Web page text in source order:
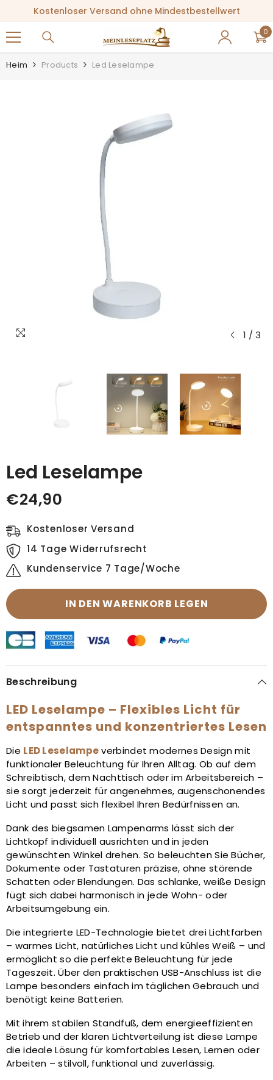
Kostenloser Versand ohne Mindestbestellwert
0
0
Heim Products Led Leselampe
1 / 3
Led Leselampe
€24,90
Kostenloser Versand
14 Tage Widerrufsrecht
Kundenservice 7 Tage/Woche
IN DEN WARENKORB LEGEN
Beschreibung
LED Leselampe – Flexibles Licht für
entspanntes und konzentriertes Lesen
Die LED Leselampeverbindet modernes Design mit
funktionaler Beleuchtung für Ihren Alltag. Ob auf dem
Schreibtisch, dem Nachttisch oder im Arbeitsbereich –
sie sorgt jederzeit für angenehmes, augenschonendes
Licht und passt sich flexibel Ihren Bedürfnissen an.
Dank des biegsamen Lampenarms lässt sich der
Lichtkopf individuell ausrichten und in jeden
gewünschten Winkel drehen. So beleuchten Sie Bücher,
Dokumente oder Tastaturen präzise, ohne störende
Schatten oder Blendungen. Das schlanke, weiße Design
fügt sich dabei harmonisch in jede Wohn- oder
Arbeitsumgebung ein.
Die integrierte LED-Technologie bietet drei Lichtfarben
– warmes Licht, natürliches Licht und kühles Weiß – und
ermöglicht so die perfekte Beleuchtung für jede
Tageszeit. Über den praktischen USB-Anschluss ist die
Lampe besonders einfach im täglichen Gebrauch und
benötigt keine Batterien.
Mit ihrem stabilen Standfuß, dem energieeffizienten
Betrieb und der klaren Lichtverteilung ist diese Lampe
die ideale Lösung für komfortables Lesen, Lernen oder
Arbeiten – stilvoll, funktional und zuverlässig.